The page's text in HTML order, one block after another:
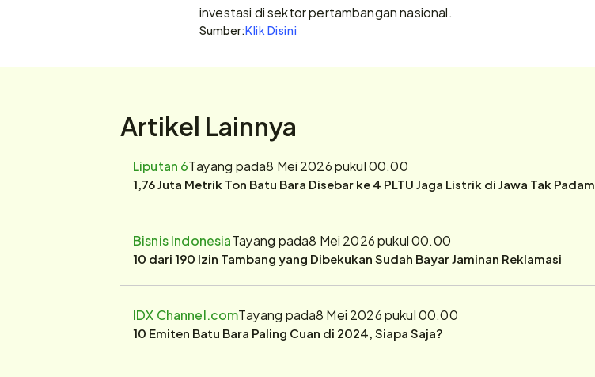
investasi di sektor pertambangan nasional.
Sumber:Klik Disini
Artikel Lainnya
Liputan 6Tayang pada8 Mei 2026 pukul 00.00
1,76 Juta Metrik Ton Batu Bara Disebar ke 4 PLTU Jaga Listrik di Jawa Tak Padam
Bisnis IndonesiaTayang pada8 Mei 2026 pukul 00.00
10 dari 190 Izin Tambang yang Dibekukan Sudah Bayar Jaminan Reklamasi
IDX Channel.comTayang pada8 Mei 2026 pukul 00.00
10 Emiten Batu Bara Paling Cuan di 2024, Siapa Saja?